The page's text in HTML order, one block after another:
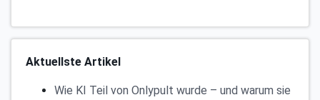
Aktuellste Artikel
Wie KI Teil von Onlypult wurde – und warum sie